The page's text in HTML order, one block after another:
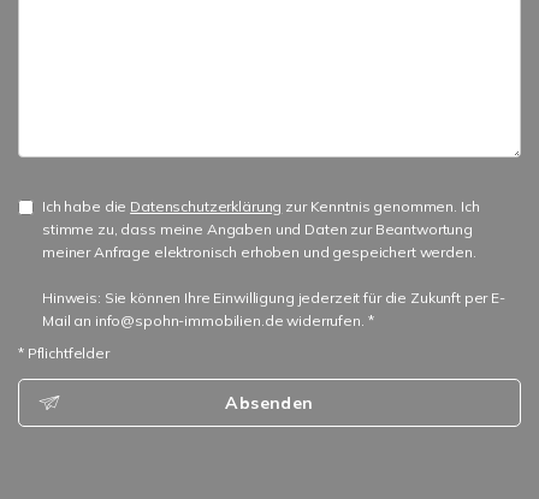
Ich habe die Datenschutzerklärung zur Kenntnis genommen. Ich
stimme zu, dass meine Angaben und Daten zur Beantwortung
meiner Anfrage elektronisch erhoben und gespeichert werden.
Hinweis: Sie können Ihre Einwilligung jederzeit für die Zukunft per E-
Mail an info@spohn-immobilien.de widerrufen. *
* Pflichtfelder
Absenden